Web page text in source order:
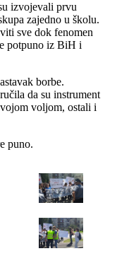
izvojevali prvu
zajedno u školu.
sve dok fenomen
potpuno iz BiH i
borbe.
da su instrument
voljom, ostali i
puno.